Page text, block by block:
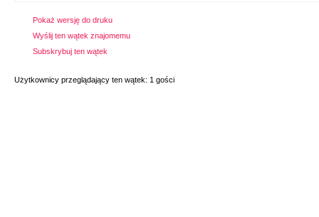
Pokaż wersję do druku
Wyślij ten wątek znajomemu
Subskrybuj ten wątek
Użytkownicy przeglądający ten wątek: 1 gości